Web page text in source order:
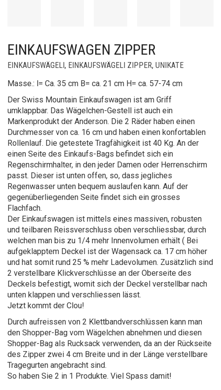
EINKAUFSWAGEN ZIPPER
EINKAUFSWÄGELI, EINKAUFSWÄGELI ZIPPER, UNIKATE
Masse.: l= Ca. 35 cm B= ca. 21 cm H= ca. 57-74 cm
Der Swiss Mountain Einkaufswagen ist am Griff
umklappbar. Das Wägelchen-Gestell ist auch ein
Markenprodukt der Anderson. Die 2 Räder haben einen
Durchmesser von ca. 16 cm und haben einen konfortablen
Rollenlauf. Die getestete Tragfähigkeit ist 40 Kg. An der
einen Seite des Einkaufs-Bags befindet sich ein
Regenschirmhalter, in den jeder Damen oder Herrenschirm
passt. Dieser ist unten offen, so, dass jegliches
Regenwasser unten bequem auslaufen kann. Auf der
gegenüberliegenden Seite findet sich ein grosses
Flachfach.
Der Einkaufswagen ist mittels eines massiven, robusten
und teilbaren Reissverschluss oben verschliessbar, durch
welchen man bis zu 1/4 mehr Innenvolumen erhält ( Bei
aufgeklapptem Deckel ist der Wagensack ca. 17 cm höher
und hat somit rund 25 % mehr Ladevolumen. Zusätzlich sind
2 verstellbare Klickverschlüsse an der Oberseite des
Deckels befestigt, womit sich der Deckel verstellbar nach
unten klappen und verschliessen lässt.
Jetzt kommt der Clou!
Durch aufreissen von 2 Klettbandverschlüssen kann man
den Shopper-Bag vom Wägelchen abnehmen und diesen
Shopper-Bag als Rucksack verwenden, da an der Rückseite
des Zipper zwei 4 cm Breite und in der Länge verstellbare
Tragegurten angebracht sind.
So haben Sie 2 in 1 Produkte. Viel Spass damit!